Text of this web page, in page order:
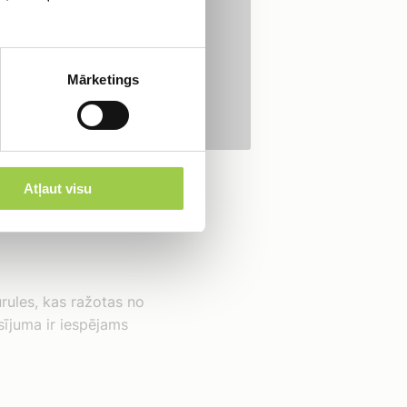
Mārketings
Atļaut visu
kas ražotas no
ir iespējams